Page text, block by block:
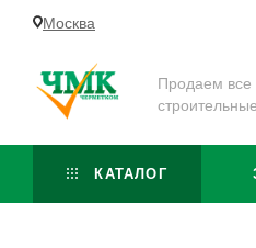
Москва
Продаем все
КАТАЛОГ